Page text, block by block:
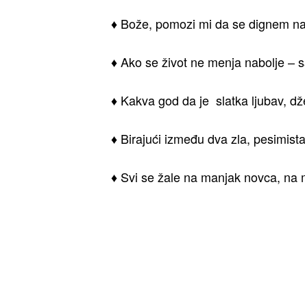
♦ Bože, pomozi mi da se dignem
♦ Ako se život ne menja nabolje –
♦ Kakva god da je slatka ljubav,
♦ Birajući između dva zla,
♦ Svi se žale na manjak novca, na